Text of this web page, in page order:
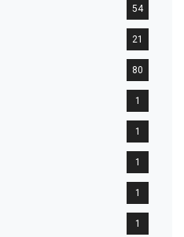
54
21
80
1
1
1
1
1